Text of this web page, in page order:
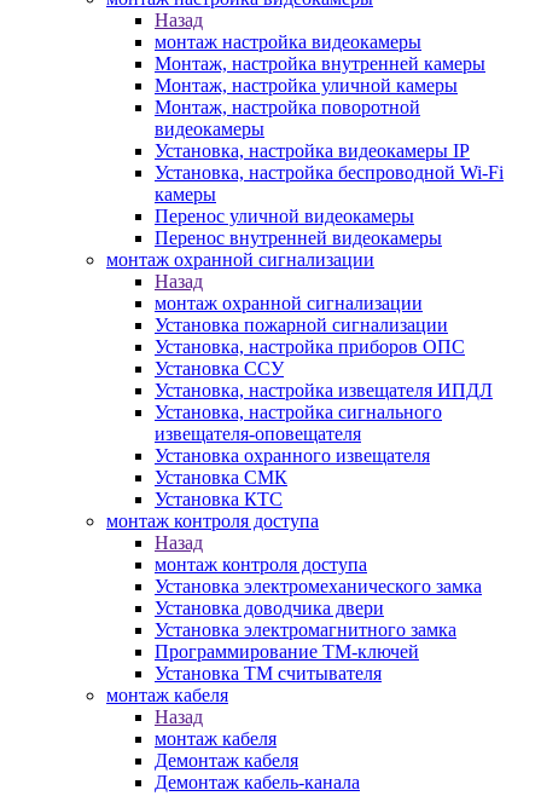
Назад
монтаж настройка видеокамеры
Монтаж, настройка внутренней камеры
Монтаж, настройка уличной камеры
Монтаж, настройка поворотной
видеокамеры
Установка, настройка видеокамеры IP
Установка, настройка беспроводной Wi-Fi
камеры
Перенос уличной видеокамеры
Перенос внутренней видеокамеры
монтаж охранной сигнализации
Назад
монтаж охранной сигнализации
Установка пожарной сигнализации
Установка, настройка приборов ОПС
Установка ССУ
Установка, настройка извещателя ИПДЛ
Установка, настройка сигнального
извещателя-оповещателя
Установка охранного извещателя
Установка СМК
Установка КТС
монтаж контроля доступа
Назад
монтаж контроля доступа
Установка электромеханического замка
Установка доводчика двери
Установка электромагнитного замка
Программирование ТМ-ключей
Установка ТМ считывателя
монтаж кабеля
Назад
монтаж кабеля
Демонтаж кабеля
Демонтаж кабель-канала